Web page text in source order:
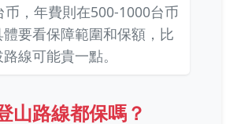
币，年費則在500-1000台币
體要看保障範圍和保額，比
線可能貴一點。
山路線都保嗎？